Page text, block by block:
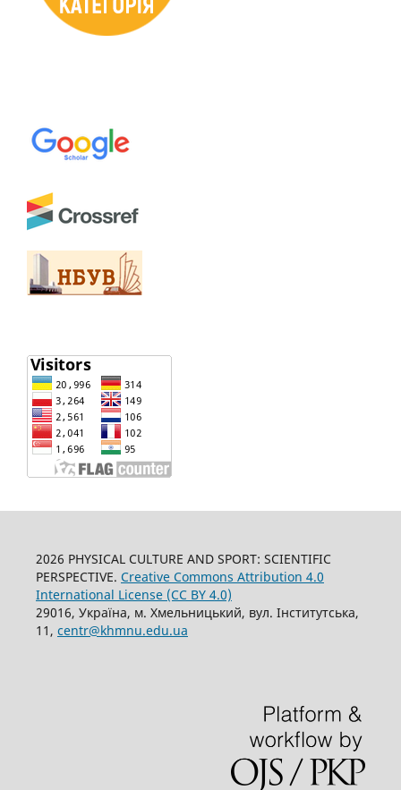
2026 PHYSICAL CULTURE AND SPORT: SCIENTIFIC
PERSPECTIVE. Creative Commons Attribution 4.0
International License (CC BY 4.0)
29016, Україна, м. Хмельницький, вул. Інститутська,
11, centr@khmnu.edu.ua